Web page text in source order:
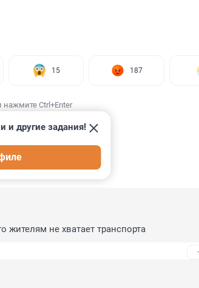
15 187
нажмите Ctrl+Enter
и другие задания!
жителям не хватает транспорта